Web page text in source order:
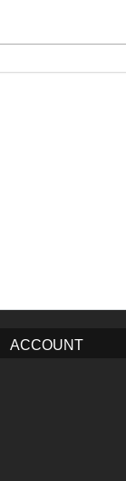
ACCOUNT